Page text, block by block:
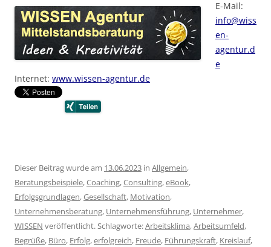
E-Mail:
info@wiss
en-
agentur.d
e
Internet: www.wissen-agentur.de
Dieser Beitrag wurde am 13.06.2023 in Allgemein,
Beratungsbeispiele,Coaching,Consulting,eBook,
Erfolgsgrundlagen,Gesellschaft, Motivation,
Unternehmensberatung, Unternehmensführung, Unternehmer,
WISSEN veröffentlicht. Schlagworte:Arbeitsklima,Arbeitsumfeld,
Begrüße, Büro, Erfolg,erfolgreich, Freude, Führungskraft, Kreislauf,